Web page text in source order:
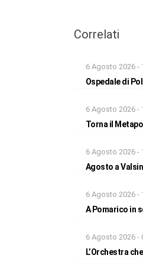
Correlati
6 Agosto 2026 -
Ospedale di
6 Agosto 2026 -
Torna il
6 Agosto 2026 -
Agosto a
6 Agosto 2026 -
A Pomarico in
6 Agosto 2026 -
L’Orchestra